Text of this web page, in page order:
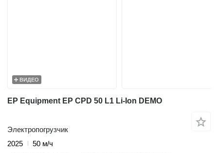
ВИДЕО
EP Equipment EP CPD 50 L1 Li-Ion DEMO
Электропогрузчик
2025
50 м/ч